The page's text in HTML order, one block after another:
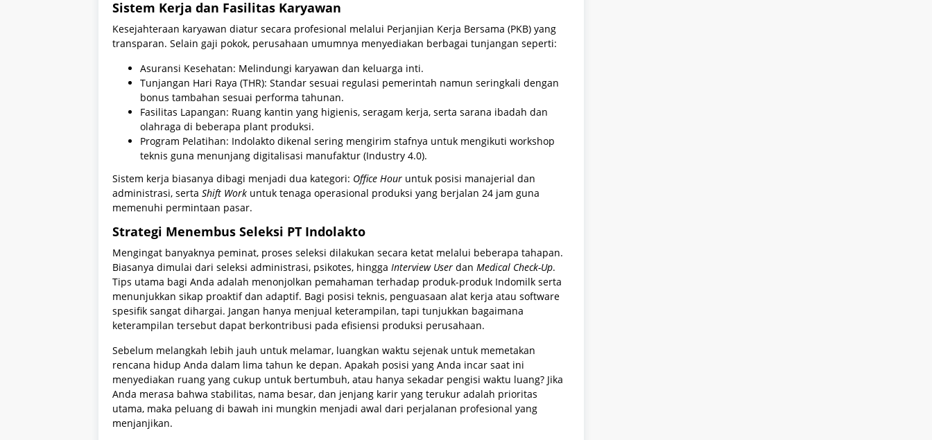
Sistem Kerja dan Fasilitas Karyawan
Kesejahteraan karyawan diatur secara profesional melalui Perjanjian Kerja Bersama (PKB) yang
transparan. Selain gaji pokok, perusahaan umumnya menyediakan berbagai tunjangan seperti:
Asuransi Kesehatan: Melindungi karyawan dan keluarga inti.
Tunjangan Hari Raya (THR): Standar sesuai regulasi pemerintah namun seringkali dengan
bonus tambahan sesuai performa tahunan.
Fasilitas Lapangan: Ruang kantin yang higienis, seragam kerja, serta sarana ibadah dan
olahraga di beberapa plant produksi.
Program Pelatihan: Indolakto dikenal sering mengirim stafnya untuk mengikuti workshop
teknis guna menunjang digitalisasi manufaktur (Industry 4.0).
Sistem kerja biasanya dibagi menjadi dua kategori: Office Hour untuk posisi manajerial dan
administrasi, serta Shift Work untuk tenaga operasional produksi yang berjalan 24 jam guna
memenuhi permintaan pasar.
Strategi Menembus Seleksi PT Indolakto
Mengingat banyaknya peminat, proses seleksi dilakukan secara ketat melalui beberapa tahapan.
Biasanya dimulai dari seleksi administrasi, psikotes, hingga Interview User dan Medical Check-Up.
Tips utama bagi Anda adalah menonjolkan pemahaman terhadap produk-produk Indomilk serta
menunjukkan sikap proaktif dan adaptif. Bagi posisi teknis, penguasaan alat kerja atau software
spesifik sangat dihargai. Jangan hanya menjual keterampilan, tapi tunjukkan bagaimana
keterampilan tersebut dapat berkontribusi pada efisiensi produksi perusahaan.
Sebelum melangkah lebih jauh untuk melamar, luangkan waktu sejenak untuk memetakan
rencana hidup Anda dalam lima tahun ke depan. Apakah posisi yang Anda incar saat ini
menyediakan ruang yang cukup untuk bertumbuh, atau hanya sekadar pengisi waktu luang? Jika
Anda merasa bahwa stabilitas, nama besar, dan jenjang karir yang terukur adalah prioritas
utama, maka peluang di bawah ini mungkin menjadi awal dari perjalanan profesional yang
menjanjikan.